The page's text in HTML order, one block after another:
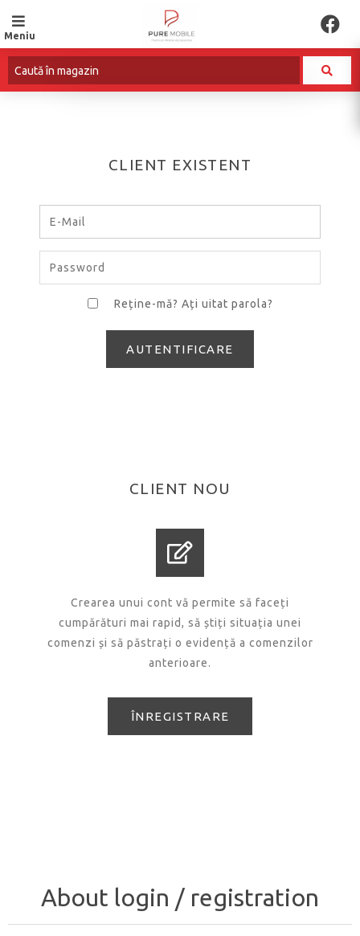
Meniu
CLIENT EXISTENT
Reține-mă? Ați uitat parola?
CLIENT NOU
Crearea unui cont vă permite să faceți
cumpărături mai rapid, să știți situația unei
comenzi și să păstrați o evidență a comenzilor
anterioare.
About login / registration